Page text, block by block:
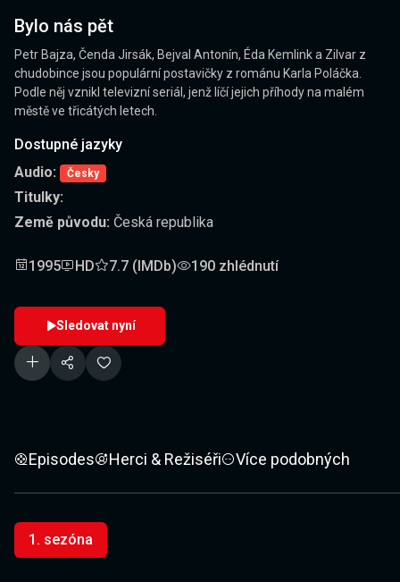
Bylo nás pět
Petr Bajza, Čenda Jirsák, Bejval Antonín, Éda Kemlink a Zilvar z
chudobince jsou populární postavičky z románu Karla Poláčka.
Podle něj vznikl televizní seriál, jenž líčí jejich příhody na malém
městě ve třicátých letech.
Dostupné jazyky
Audio:
Česky
Titulky:
Země původu: Česká republika
1995 HD 7.7 (IMDb) 190 zhlédnutí
Sledovat nyní
Episodes Herci & Režiséři Více podobných
1. sezóna